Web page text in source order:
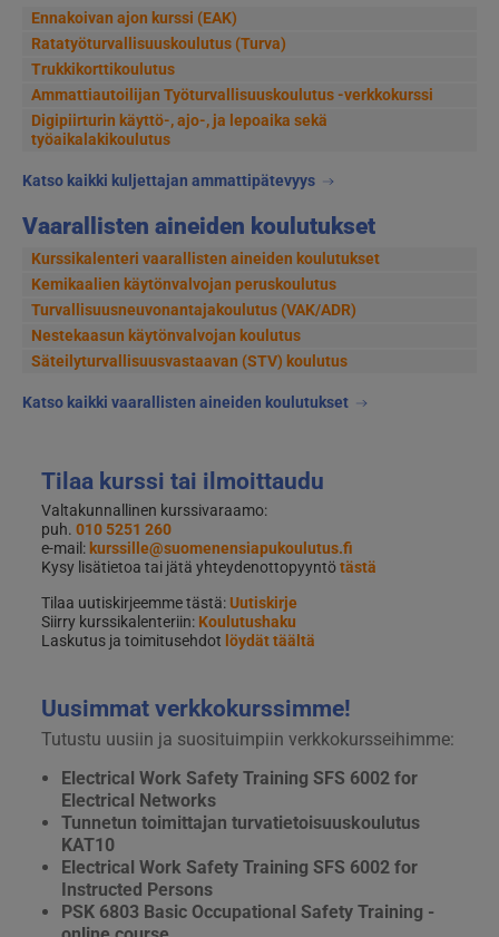
Ennakoivan ajon kurssi (EAK)
Ratatyöturvallisuuskoulutus (Turva)
Trukkikorttikoulutus
Ammattiautoilijan Työturvallisuuskoulutus -verkkokurssi
Digipiirturin käyttö-, ajo-, ja lepoaika sekä
työaikalakikoulutus
Katso kaikki kuljettajan ammattipätevyys
Vaarallisten aineiden koulutukset
Kurssikalenteri vaarallisten aineiden koulutukset
Kemikaalien käytönvalvojan peruskoulutus
Turvallisuusneuvonantajakoulutus (VAK/ADR)
Nestekaasun käytönvalvojan koulutus
Säteilyturvallisuusvastaavan (STV) koulutus
Katso kaikki vaarallisten aineiden koulutukset
Tilaa kurssi tai ilmoittaudu
Valtakunnallinen kurssivaraamo:
puh. 010 5251 260
e-mail: kurssille@suomenensiapukoulutus.fi
Kysy lisätietoa tai jätä yhteydenottopyyntötästä
Tilaa uutiskirjeemme tästä:Uutiskirje
Siirry kurssikalenteriin: Koulutushaku
Laskutus ja toimitusehdot löydät täältä
Uusimmat verkkokurssimme!
Tutustu uusiin ja suosituimpiin verkkokursseihimme:
Electrical Work Safety Training SFS 6002 for
Electrical Networks
Tunnetun toimittajan turvatietoisuuskoulutus
KAT10
Electrical Work Safety Training SFS 6002 for
Instructed Persons
PSK 6803 Basic Occupational Safety Training -